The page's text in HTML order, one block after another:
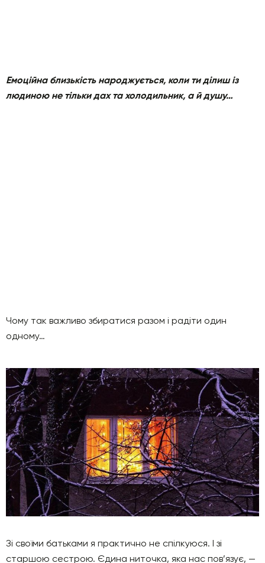
Емоційна близькість народжується, коли ти ділиш із
людиною не тільки дах та холодильник, а й душу…
Чому так важливо збиратися разом і радіти один
одному…
Зі своїми батьками я практично не спілкуюся. І зі
старшою сестрою. Єдина ниточка, яка нас пов’язує, —